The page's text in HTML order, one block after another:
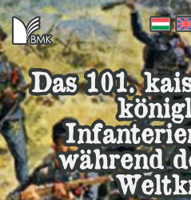
Das 101.
während